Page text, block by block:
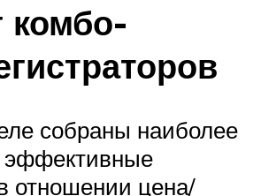
комбо-
собраны наиболее
отношении цена/